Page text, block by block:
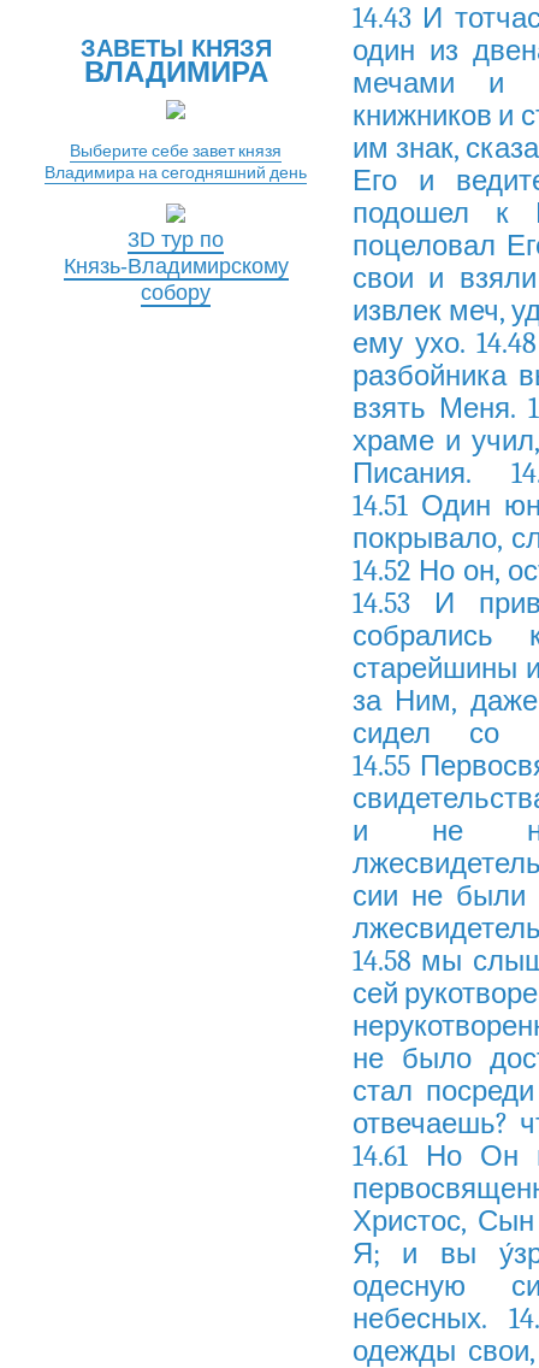
ЗАВЕТЫ КНЯЗЯ
ВЛАДИМИРА
Выберите себе завет князя
Владимира на сегодняшний день
3D тур по
Князь-Владимирскому
собору
14.43 И
один из
мечами и
книжников и
им знак,
Его и
подошел к
поцеловал
свои и
извлек меч,
ему ухо.
разбойника
взять Меня.
храме и
Писания.
14.51 Один
покрывало,
14.52 Но он,
14.53 И
старейшины
за Ним, даже
сидел со
14.55
и не
сии не были
14.58 мы
сей
не было
стал
отвечаешь?
14.61 Но Он
Христос, Сын
Я; и вы
одесную
небесных.
одежды